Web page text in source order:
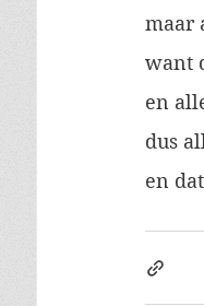
maar
want
en
dus
en